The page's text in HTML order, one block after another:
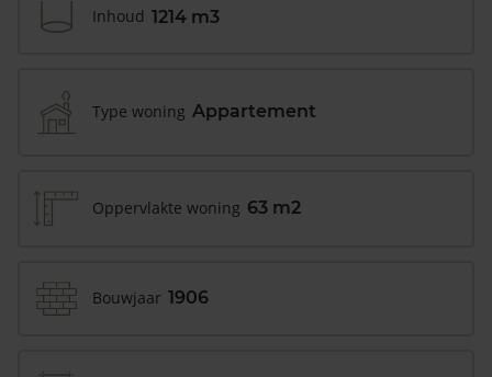
Inhoud 1214 m3
Type woning Appartement
Oppervlakte woning 63 m2
Bouwjaar 1906